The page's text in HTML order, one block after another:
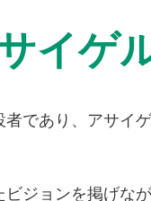
イゲ
であり、アサイ
ジョンを掲げな